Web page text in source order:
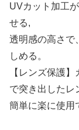
UVカット加工
せる,
透明感の高さで
しめる。
【レンズ保護
で突き出したレ
簡単に楽に使用